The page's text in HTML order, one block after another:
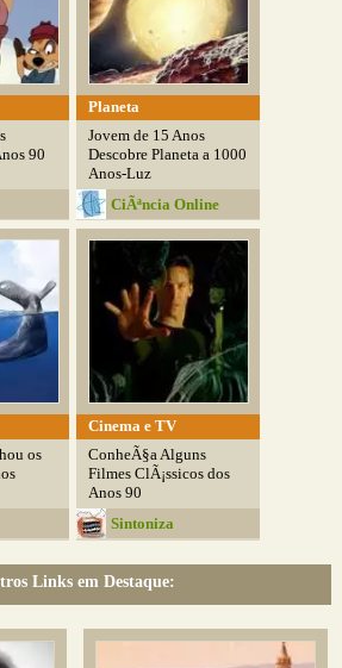
90
Planeta
Jovem de 15 Anos
Descobre Planeta a 1000
Anos-Luz
CiÃªncia Online
os
Cinema e TV
ConheÃ§a Alguns
Filmes ClÃ¡ssicos dos
Anos 90
Sintoniza
Links em Destaque: